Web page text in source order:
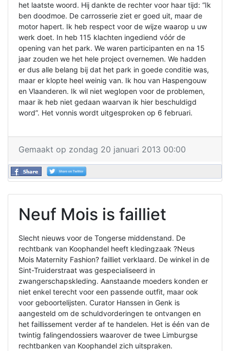
het laatste woord. Hij dankte de rechter voor haar tijd: “Ik
ben doodmoe. De carrosserie ziet er goed uit, maar de
motor hapert. Ik heb respect voor de wijze waarop u uw
werk doet. In heb 115 klachten ingediend vóór de
opening van het park. We waren participanten en na 15
jaar zouden we het hele project overnemen. We hadden
er dus alle belang bij dat het park in goede conditie was,
maar er klopte heel weinig van. Ik hou van Haspengouw
en Vlaanderen. Ik wil niet weglopen voor de problemen,
maar ik heb niet gedaan waarvan ik hier beschuldigd
word”. Het vonnis wordt uitgesproken op 6 februari.
Gemaakt op zondag 20 januari 2013 00:00
Neuf Mois is failliet
Slecht nieuws voor de Tongerse middenstand. De
rechtbank van Koophandel heeft kledingzaak ?Neus
Mois Maternity Fashion? failliet verklaard. De winkel in de
Sint-Truiderstraat was gespecialiseerd in
zwangerschapskleding. Aanstaande moeders konden er
niet enkel terecht voor een passende outfit, maar ook
voor geboortelijsten. Curator Hanssen in Genk is
aangesteld om de schuldvorderingen te ontvangen en
het faillissement verder af te handelen. Het is één van de
twintig falingendossiers waarover de twee Limburgse
rechtbanken van Koophandel zich uitspraken.